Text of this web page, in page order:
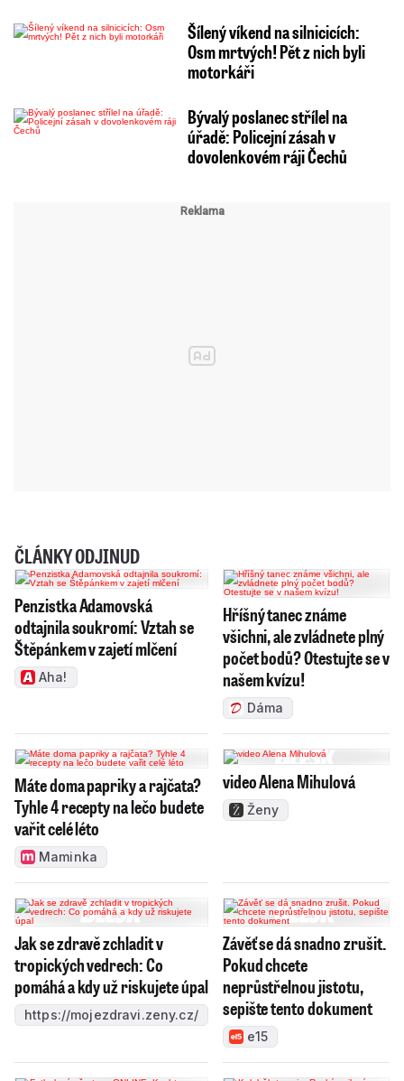
Šílený víkend na silnicicích:
Osm mrtvých! Pět z nich byli
motorkáři
Bývalý poslanec střílel na
úřadě: Policejní zásah v
dovolenkovém ráji Čechů
ČLÁNKY ODJINUD
Penzistka Adamovská
odtajnila soukromí: Vztah se
Štěpánkem v zajetí mlčení
Aha!
Hříšný tanec známe
všichni, ale zvládnete plný
počet bodů? Otestujte se v
našem kvízu!
Dáma
Máte doma papriky a rajčata?
Tyhle 4 recepty na lečo budete
vařit celé léto
Maminka
video Alena Mihulová
Ženy
Jak se zdravě zchladit v
tropických vedrech: Co
pomáhá a kdy už riskujete úpal
https://mojezdravi.zeny.cz/
Závěť se dá snadno zrušit.
Pokud chcete
neprůstřelnou jistotu,
sepište tento dokument
e15